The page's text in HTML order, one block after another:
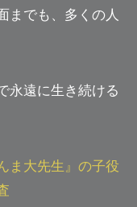
までも、多くの人
永遠に生き続ける
ま大先生』の子役